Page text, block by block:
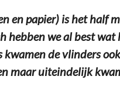
en papier) is het half
hebben we al best
de vlinders
maar uiteindelijk